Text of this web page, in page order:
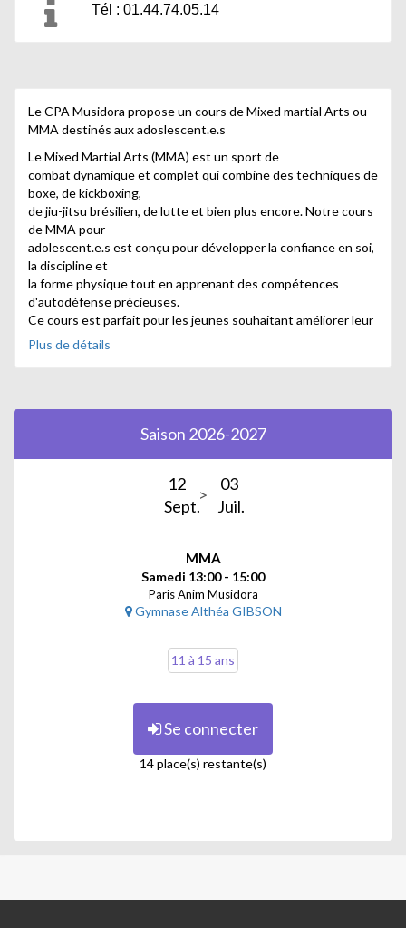
Tél : 01.44.74.05.14
Le CPA Musidora propose un cours de Mixed martial Arts ou
MMA destinés aux adoslescent.e.s
Le Mixed Martial Arts (MMA) est un sport de
combat dynamique et complet qui combine des techniques de
boxe, de kickboxing,
de jiu-jitsu brésilien, de lutte et bien plus encore. Notre cours
de MMA pour
adolescent.e.s est conçu pour développer la confiance en soi,
la discipline et
la forme physique tout en apprenant des compétences
d'autodéfense précieuses.
Ce cours est parfait pour les jeunes souhaitant améliorer leur
condition
Crédit image : Freepik
Plus de détails
Saison 2026-2027
12
Sept.
03
Juil.
MMA
Samedi 13:00 - 15:00
Paris Anim Musidora
Gymnase Althéa GIBSON
11 à 15 ans
Se connecter
14 place(s) restante(s)